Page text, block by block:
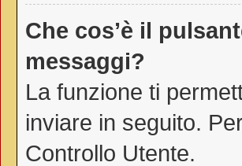
Che cos’è il
messaggi?
La funzione ti
inviare in seguito.
Controllo Utente.